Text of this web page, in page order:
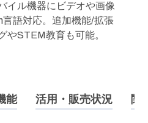
イル機器にビデオや画像
語対応。追加機能/拡張
やSTEM教育も可能。
能 活用・販売状況 関